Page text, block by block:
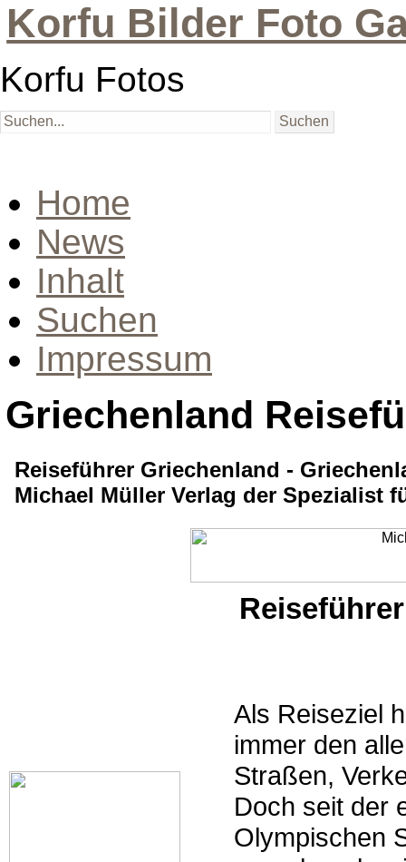
Korfu Bilder Foto
Korfu Fotos
Home
News
Inhalt
Suchen
Impressum
Griechenland
Reiseführer Griechenland -
Michael Müller Verlag der Spezialist
Als Reiseziel
immer den
Straßen,
Doch seit der
Olympischen